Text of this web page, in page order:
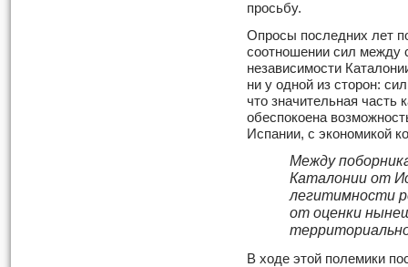
просьбу.
Опросы последних лет
соотношении сил между
независимости
ни у одной из сторон:
что значительная часть
обеспокоена
Испании, с экономикой
Между
Каталонии от
легитимности
от оценки
В ходе этой полемики